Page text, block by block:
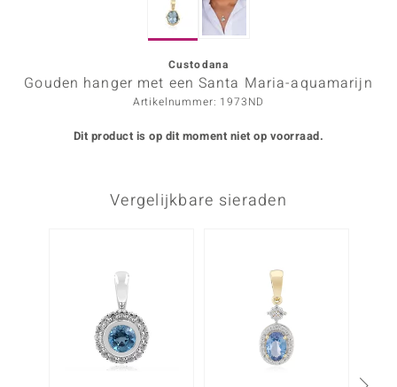
Designs
Custodana
Gouden hanger met een Santa Maria-aquamarijn
Artikelnummer: 1973ND
Dit product is op dit moment niet op voorraad.
Vergelijkbare sieraden